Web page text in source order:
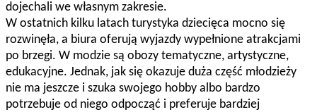
dojechali we własnym zakresie.
W ostatnich kilku latach turystyka dziecięca mocno się
rozwinęła, a biura oferują wyjazdy wypełnione atrakcjami
po brzegi. W modzie są obozy tematyczne, artystyczne,
edukacyjne. Jednak, jak się okazuje duża część młodzieży
nie ma jeszcze i szuka swojego hobby albo bardzo
potrzebuje od niego odpocząć i preferuje bardziej